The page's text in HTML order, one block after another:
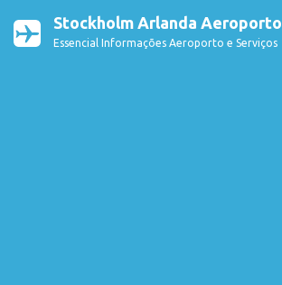
Stockholm Arlanda Aeroporto
Essencial Informações Aeroporto e Serviços